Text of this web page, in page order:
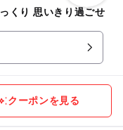
くり 思いきり過ごせ
クーポンを見る